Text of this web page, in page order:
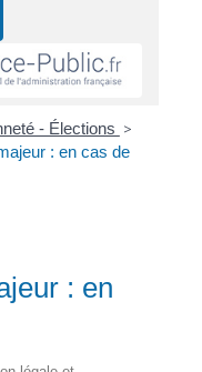
- Élections >
: en cas de
: en